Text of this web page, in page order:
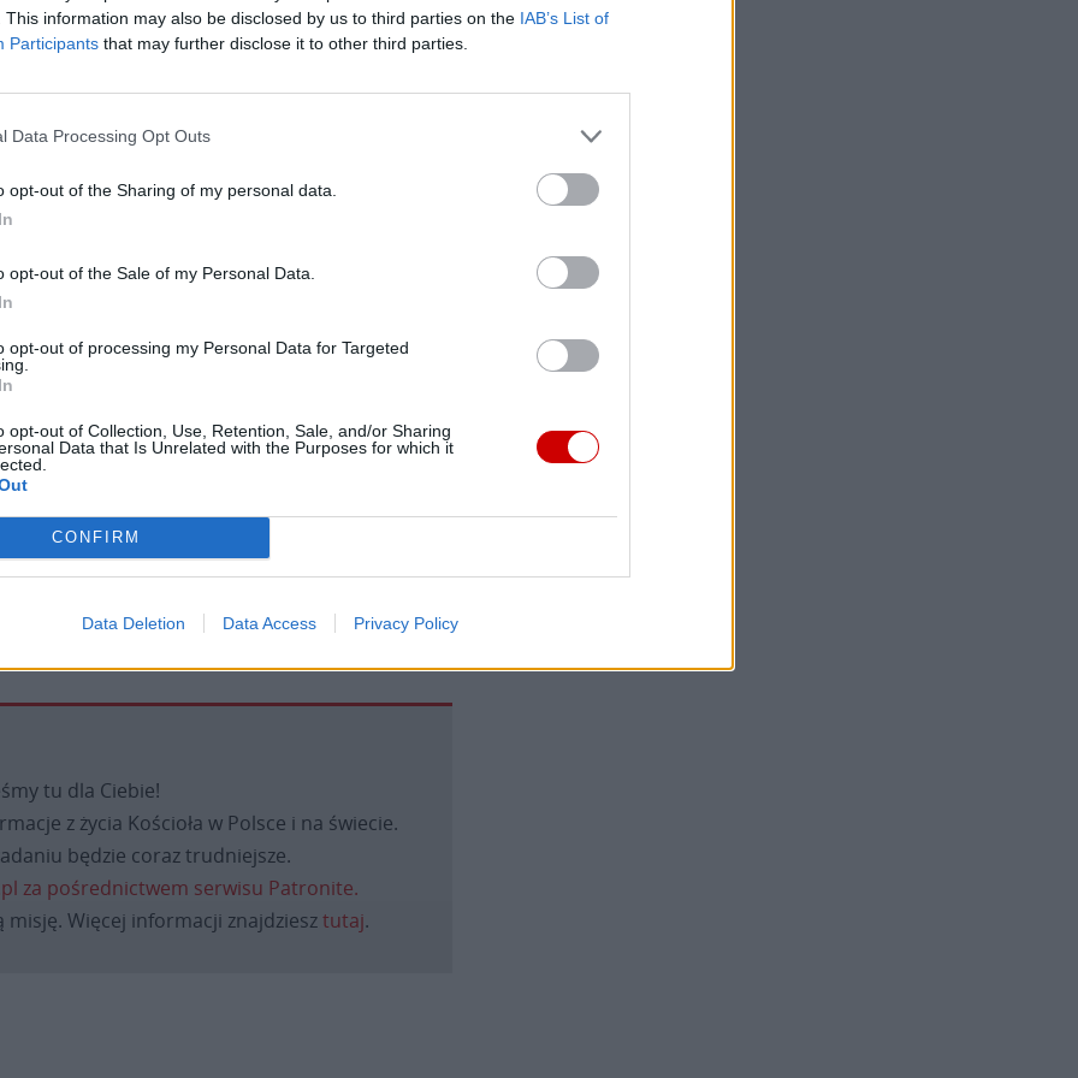
This information may also be disclosed by us to third parties on the IAB’s List of
Participants that may further disclose it to other third parties.
Data Processing Opt Outs
opt-out of the Sharing of my personal data.
opt-out of the Sale of my Personal Data.
opt-out of processing my Personal Data for Targeted
opt-out of Collection, Use, Retention, Sale, and/or Sharing
Data that Is Unrelated with the Purposes for which it
CONFIRM
Data Deletion Data Access Privacy Policy
się synodalność w codziennym życiu naszej
synodalny we wspólnocie?
o relacje i więzi”.
ks. prał. Paweł Guździoł, wikariusz biskupi ds.
Duszpasterskiego Kurii Diecezjalnej, ks.
rodzin, ks. Daniel Zarębski, moderator Ruchu
w skład Diecezjalnej Rady
Synodu o Synodalności, w której zachęca
rozeznawać wyzwania dokumentu
te spotkania w ciągu 2026 r. z Parafialną
parafii jest do tego zobowiązany. Zachęcamy,
przeprowadzić także z innymi grupami i
– czytamy w Instrukcji.
do Nadzwyczajnego Jubileuszu
2033 r.
tu dla Ciebie!
z życia Kościoła w Polsce i na świecie.
będzie coraz trudniejsze.
za pośrednictwem serwisu Patronite.
misję. Więcej informacji znajdziesztutaj.